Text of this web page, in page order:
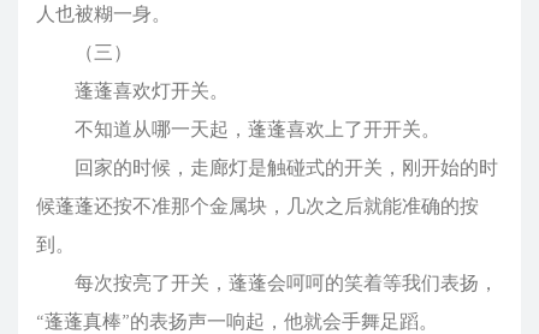
人也被糊一身。
（三）
蓬蓬喜欢灯开关。
不知道从哪一天起，蓬蓬喜欢上了开开关。
回家的时候，走廊灯是触碰式的开关，刚开始的时
候蓬蓬还按不准那个金属块，几次之后就能准确的按
到。
每次按亮了开关，蓬蓬会呵呵的笑着等我们表扬，
“蓬蓬真棒”的表扬声一响起，他就会手舞足蹈。